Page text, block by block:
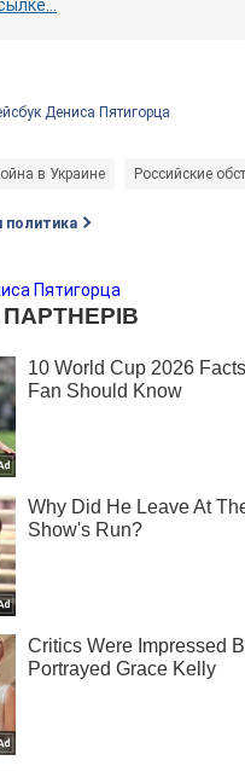
Дениса Пятигорца
в Украине Российские
политика
Пятигорца